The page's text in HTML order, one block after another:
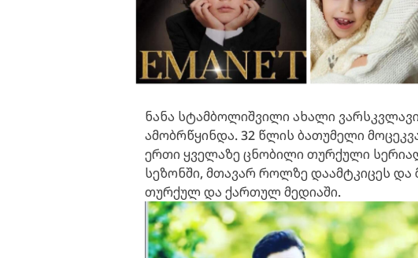
ნანა სტამბოლიშვილი ახალი
ამობრწყინდა. 32 წლის ბათუმელი
ერთი ყველაზე ცნობილი თურქული
სეზონში, მთავარ როლზე დაამტკიცეს და
თურქულ და ქართულ მედიაში.